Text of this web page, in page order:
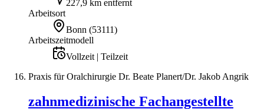
227,9 km entfernt
Arbeitsort
Bonn (53111)
Arbeitszeitmodell
Vollzeit | Teilzeit
Praxis für Oralchirurgie Dr. Beate Planert/Dr. Jakob Angrik
zahnmedizinische Fachangestellte